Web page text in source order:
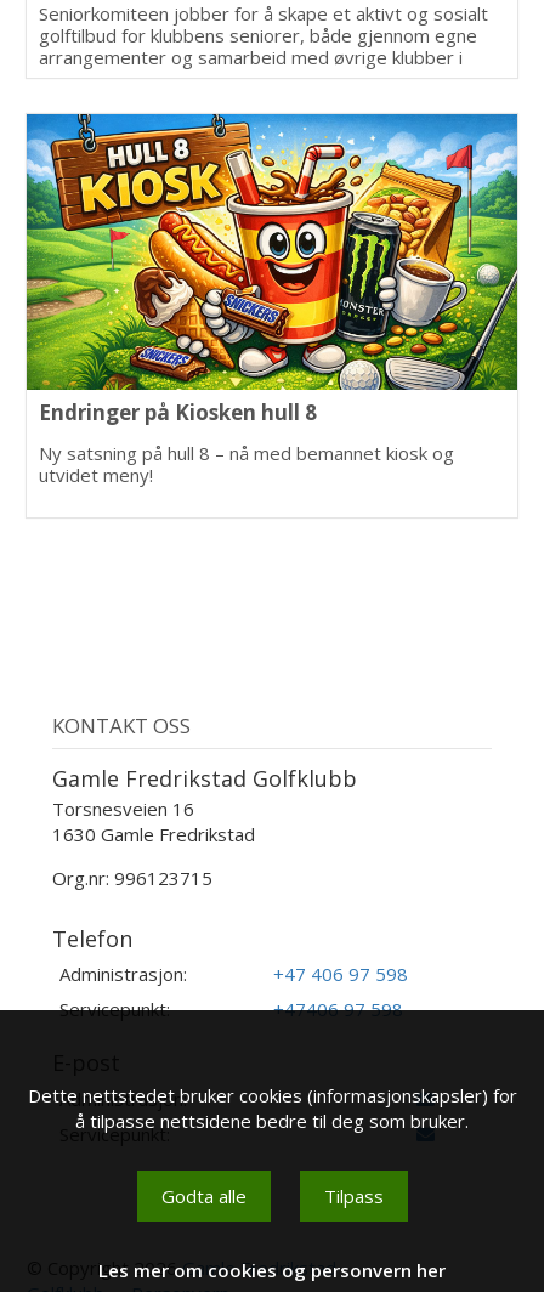
Seniorkomiteen jobber for å skape et aktivt og sosialt
golftilbud for klubbens seniorer, både gjennom egne
arrangementer og samarbeid med øvrige klubber i
Østfold
Endringer på Kiosken hull 8
Ny satsning på hull 8 – nå med bemannet kiosk og
utvidet meny!
KONTAKT OSS
Gamle Fredrikstad Golfklubb
Torsnesveien 16
1630 Gamle Fredrikstad
Org.nr: 996123715
Telefon
Administrasjon:
+47 406 97 598
Servicepunkt:
+47406 97 598
Administrasjon:
Servicepunkt:
© Copyright 2026Gamle Fredrikstad
Dette nettstedet bruker cookies (informasjonskapsler) for
å tilpasse nettsidene bedre til deg som bruker.
Godta alle Tilpass
Les mer om cookies og personvern her